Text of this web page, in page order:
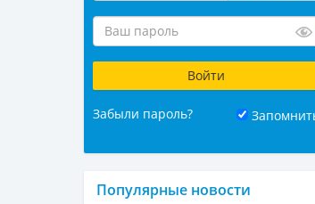
Забыли пароль?
Популярные новости